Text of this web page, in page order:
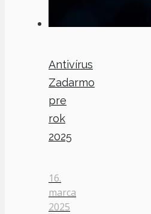
Antivírus
Zadarmo
pre
rok
2025
16.
marca
2025